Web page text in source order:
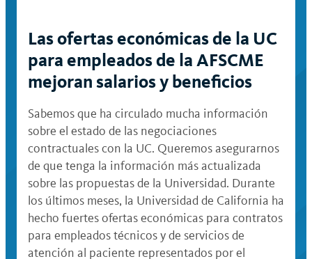
Las ofertas económicas de la UC
para empleados de la AFSCME
mejoran salarios y beneficios
Sabemos que ha circulado mucha información
sobre el estado de las negociaciones
contractuales con la UC. Queremos asegurarnos
de que tenga la información más actualizada
sobre las propuestas de la Universidad. Durante
los últimos meses, la Universidad de California ha
hecho fuertes ofertas económicas para contratos
para empleados técnicos y de servicios de
atención al paciente representados por el